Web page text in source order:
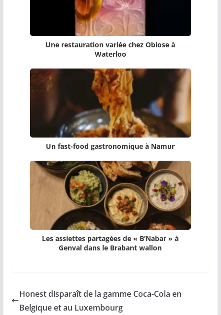
Une restauration variée chez Obiose à
Waterloo
Un fast-food gastronomique à Namur
Les assiettes partagées de « B’Nabar » à
Genval dans le Brabant wallon
Honest disparaît de la gamme Coca-Cola en
Belgique et au Luxembourg